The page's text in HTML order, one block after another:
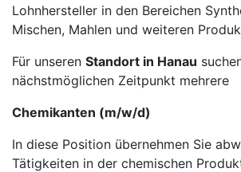
Lohnhersteller in den Bereichen
Mischen, Mahlen und weiteren
Für unseren Standort in Hanau
nächstmöglichen Zeitpunkt mehrere
Chemikanten (m/w/d)
In diese Position übernehmen Sie
Tätigkeiten in der chemischen